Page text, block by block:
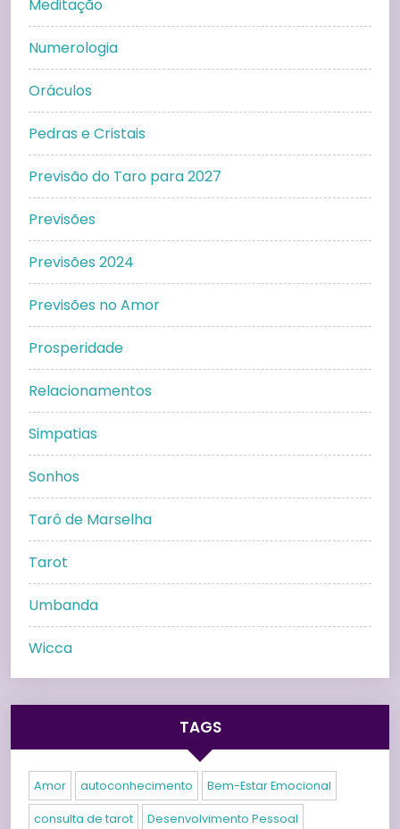
Meditação
Numerologia
Oráculos
Pedras e Cristais
Previsão do Taro para 2027
Previsões
Previsões 2024
Previsões no Amor
Prosperidade
Relacionamentos
Simpatias
Sonhos
Tarô de Marselha
Tarot
Umbanda
Wicca
TAGS
Amor autoconhecimento Bem-Estar Emocional
consulta de tarot Desenvolvimento Pessoal